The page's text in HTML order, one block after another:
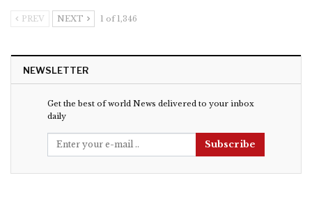
PREV NEXT 1 of 1,346
NEWSLETTER
Get the best of world News delivered to your inbox
daily
Subscribe